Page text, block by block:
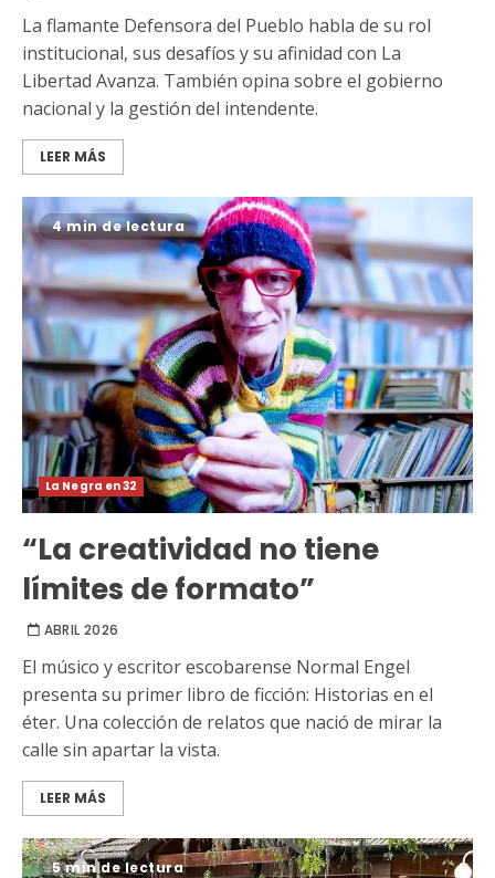
La flamante Defensora del Pueblo habla de su rol
institucional, sus desafíos y su afinidad con La
Libertad Avanza. También opina sobre el gobierno
nacional y la gestión del intendente.
LEER MÁS
4 min de lectura
La Negra en 32
“La creatividad no tiene
límites de formato”
ABRIL 2026
El músico y escritor escobarense Normal Engel
presenta su primer libro de ficción: Historias en el
éter. Una colección de relatos que nació de mirar la
calle sin apartar la vista.
LEER MÁS
5 min de lectura